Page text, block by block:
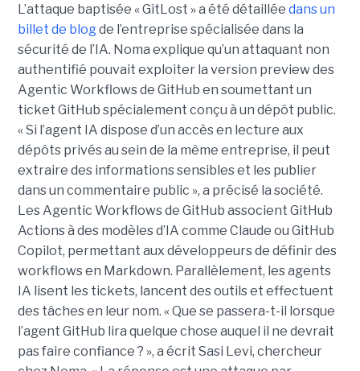
L’attaque baptisée « GitLost » a été détaillée dans un
billet de blogde l’entreprise spécialisée dans la
sécurité de l’IA. Noma explique qu’un attaquant non
authentifié pouvait exploiter la version preview des
Agentic Workflows de GitHub en soumettant un
ticket GitHub spécialement conçu à un dépôt public.
« Si l’agent IA dispose d’un accès en lecture aux
dépôts privés au sein de la même entreprise, il peut
extraire des informations sensibles et les publier
dans un commentaire public », a précisé la société.
Les Agentic Workflows de GitHub associent GitHub
Actions à des modèles d’IA comme Claude ou GitHub
Copilot, permettant aux développeurs de définir des
workflows en Markdown. Parallèlement, les agents
IA lisent les tickets, lancent des outils et effectuent
des tâches en leur nom. « Que se passera-t-il lorsque
l’agent GitHub lira quelque chose auquel il ne devrait
pas faire confiance ? », a écrit Sasi Levi, chercheur